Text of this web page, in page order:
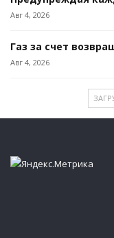
Авг 4, 2026
Газ за счет
Авг 4, 2026